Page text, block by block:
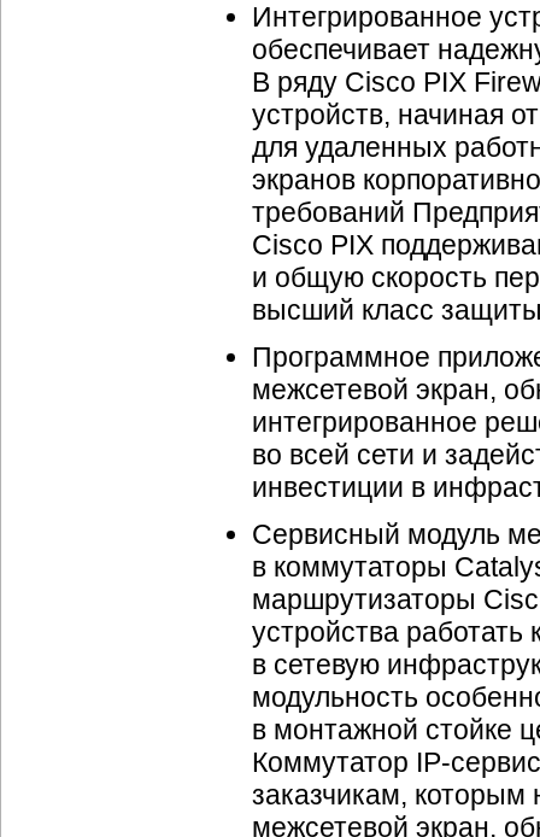
Интегрированное
обеспечивает
В ряду Cisco PIX
устройств, начиная
для удаленных
экранов
требований
Cisco PIX
и общую скорость
высший класс
Программное
межсетевой экран,
интегрированное
во всей сети и
инвестиции в
Сервисный модуль
в коммутаторы
маршрутизаторы
устройства работать
в сетевую
модульность
в монтажной стойке
Коммутатор IP-
заказчикам, которым
межсетевой экран,